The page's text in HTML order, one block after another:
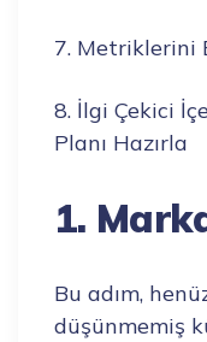
7. Metriklerini
8. İlgi Çekici
Planı Hazırla
1.
Bu adım,
düşünmemiş